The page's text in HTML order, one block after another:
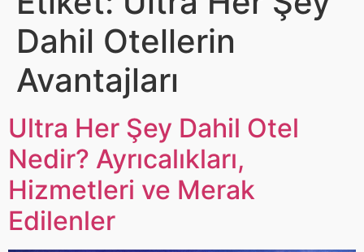
Dahil Otellerin
Avantajları
Ultra Her Şey Dahil Otel
Nedir? Ayrıcalıkları,
Hizmetleri ve Merak
Edilenler